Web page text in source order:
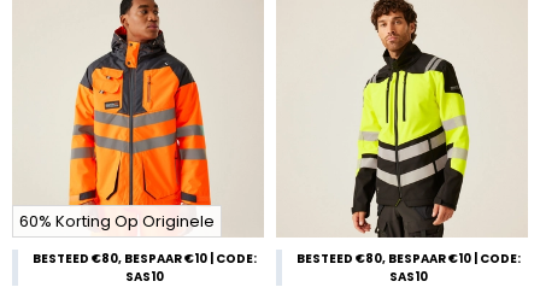
60% Korting Op Originele
BESTEED €80, BESPAAR €10 | CODE:
SAS10
BESTEED €80, BESPAAR €10 | CODE:
SAS10